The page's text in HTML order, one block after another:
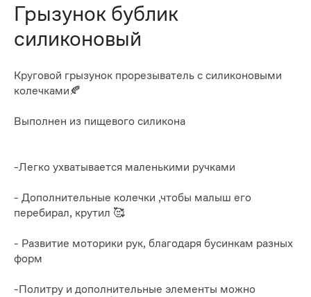
Грызунок бублик
силиконовый
Круговой грызунок прорезыватель с силиконовыми
колечками🍂
Выполнен из пищевого силикона
-Легко ухватывается маленькими ручками
- Дополнительные колечки ,чтобы малыш его
перебирал, крутил 🥰
- Развитие моторики рук, благодаря бусинкам разных
форм
-Политру и дополнительные элементы можно